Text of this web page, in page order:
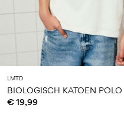
LMTD
BIOLOGISCH KATOEN POLO
€ 19,99